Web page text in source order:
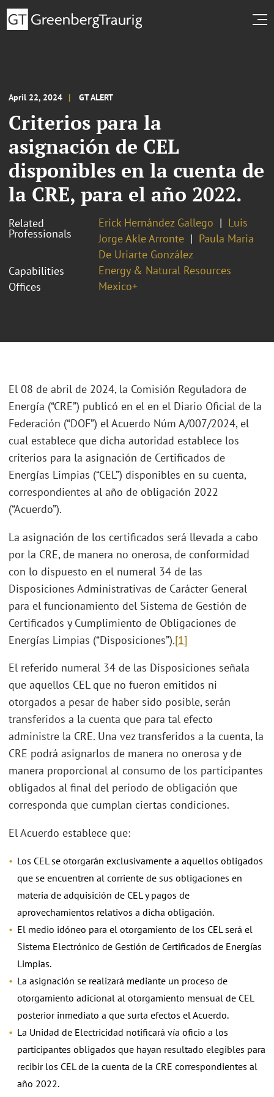
April 22, 2024 GT ALERT
Criterios para la
asignación de CEL
disponibles en la cuenta de
la CRE, para el año 2022.
Related
Professionals
Erick Hernández Gallego
Luis
Jorge Akle Arronte
Paula Maria
De Uriarte González
Capabilities
Energy & Natural Resources
Offices
Mexico+
El 08 de abril de 2024, la Comisión Reguladora de
Energía (“CRE”) publicó en el en el Diario Oficial de la
Federación (“DOF”) el Acuerdo Núm A/007/2024, el
cual establece que dicha autoridad establece los
criterios para la asignación de Certificados de
Energías Limpias (“CEL”) disponibles en su cuenta,
correspondientes al año de obligación 2022
(“Acuerdo”).
La asignación de los certificados será llevada a cabo
por la CRE, de manera no onerosa, de conformidad
con lo dispuesto en el numeral 34 de las
Disposiciones Administrativas de Carácter General
para el funcionamiento del Sistema de Gestión de
Certificados y Cumplimiento de Obligaciones de
Energías Limpias (“Disposiciones”).[1]
El referido numeral 34 de las Disposiciones señala
que aquellos CEL que no fueron emitidos ni
otorgados a pesar de haber sido posible, serán
transferidos a la cuenta que para tal efecto
administre la CRE. Una vez transferidos a la cuenta, la
CRE podrá asignarlos de manera no onerosa y de
manera proporcional al consumo de los participantes
obligados al final del periodo de obligación que
corresponda que cumplan ciertas condiciones.
El Acuerdo establece que:
Los CEL se otorgarán exclusivamente a aquellos obligados
que se encuentren al corriente de sus obligaciones en
materia de adquisición de CEL y pagos de
aprovechamientos relativos a dicha obligación.
El medio idóneo para el otorgamiento de los CEL será el
Sistema Electrónico de Gestión de Certificados de Energías
Limpias.
La asignación se realizará mediante un proceso de
otorgamiento adicional al otorgamiento mensual de CEL
posterior inmediato a que surta efectos el Acuerdo.
La Unidad de Electricidad notificará vía oficio a los
participantes obligados que hayan resultado elegibles para
recibir los CEL de la cuenta de la CRE correspondientes al
año 2022.